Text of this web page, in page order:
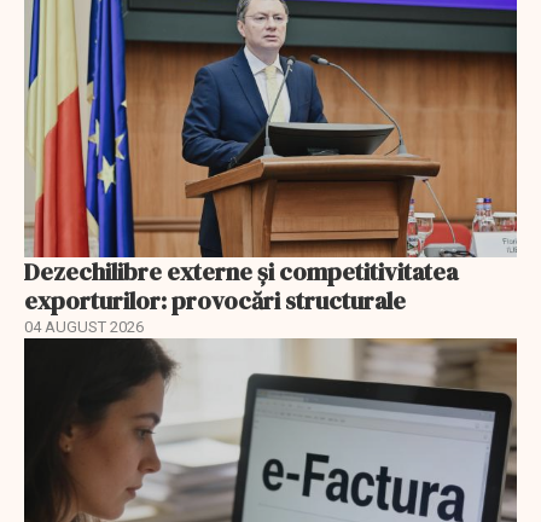
Dezechilibre externe și competitivitatea
exporturilor: provocări structurale
04 AUGUST 2026